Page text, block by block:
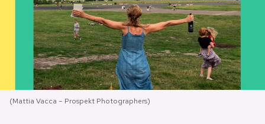
NEWSLETTER
I MIEI PREFERITI
(Mattia Vacca – Prospekt Photographers)